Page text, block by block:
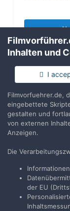
Du hast
Teilen
Zur
Inhalten und
I
Filmvorfuehrer.de,
eingebettete
gestalten und
von externen
Anzeigen.
Die
der EU